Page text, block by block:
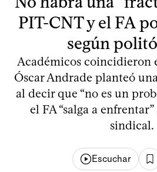
PIT-CNT y el FA
según
Académicos coincidieron
Óscar Andrade planteó
al decir que “no es un
el FA “salga a
sindical.
Escuchar